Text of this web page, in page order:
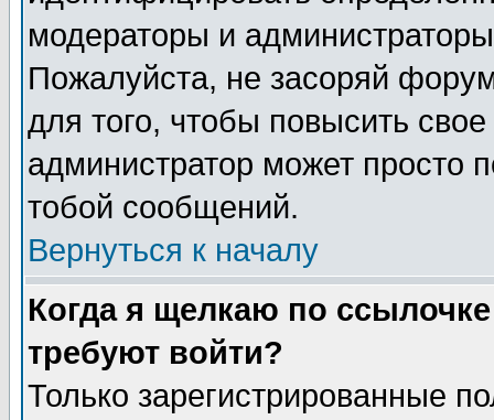
модераторы и
Пожалуйста, не засоряй
для того, чтобы повысить
администратор может просто
тобой сообщений.
Вернуться к началу
Когда я щелкаю по
требуют войти?
Только зарегистрированные